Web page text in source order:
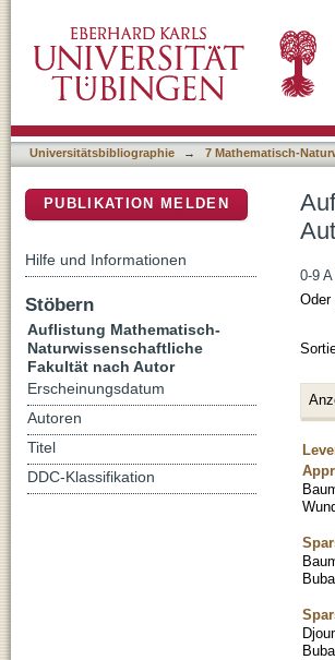
Universitätsbibliographie → 7 Mathematisch-
0-9 A
Oder
PUBLIKATION MELDEN
Hilfe und Informationen
Stöbern
Auflistung Mathematisch-
Naturwissenschaftliche
Fakultät nach Autor
Erscheinungsdatum
Autoren
Titel
DDC-Klassifikation